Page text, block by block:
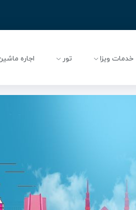
خدمات ویزا تور اجاره